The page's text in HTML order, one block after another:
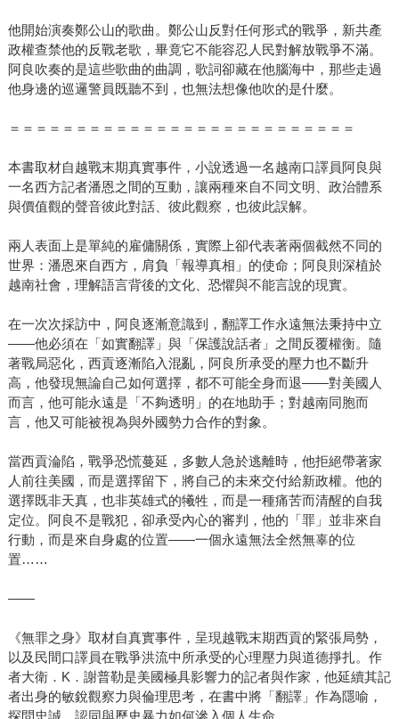
他開始演奏鄭公山的歌曲。鄭公山反對任何形式的戰爭，新共產
政權查禁他的反戰老歌，畢竟它不能容忍人民對解放戰爭不滿。
阿良吹奏的是這些歌曲的曲調，歌詞卻藏在他腦海中，那些走過
他身邊的巡邏警員既聽不到，也無法想像他吹的是什麼。
＝＝＝＝＝＝＝＝＝＝＝＝＝＝＝＝＝＝＝＝＝＝＝＝＝＝
本書取材自越戰末期真實事件，小說透過一名越南口譯員阿良與
一名西方記者潘恩之間的互動，讓兩種來自不同文明、政治體系
與價值觀的聲音彼此對話、彼此觀察，也彼此誤解。
兩人表面上是單純的雇傭關係，實際上卻代表著兩個截然不同的
世界：潘恩來自西方，肩負「報導真相」的使命；阿良則深植於
越南社會，理解語言背後的文化、恐懼與不能言說的現實。
在一次次採訪中，阿良逐漸意識到，翻譯工作永遠無法秉持中立
——他必須在「如實翻譯」與「保護說話者」之間反覆權衡。隨
著戰局惡化，西貢逐漸陷入混亂，阿良所承受的壓力也不斷升
高，他發現無論自己如何選擇，都不可能全身而退——對美國人
而言，他可能永遠是「不夠透明」的在地助手；對越南同胞而
言，他又可能被視為與外國勢力合作的對象。
當西貢淪陷，戰爭恐慌蔓延，多數人急於逃離時，他拒絕帶著家
人前往美國，而是選擇留下，將自己的未來交付給新政權。他的
選擇既非天真，也非英雄式的犧牲，而是一種痛苦而清醒的自我
定位。阿良不是戰犯，卻承受內心的審判，他的「罪」並非來自
行動，而是來自身處的位置——一個永遠無法全然無辜的位
置……
——
《無罪之身》取材自真實事件，呈現越戰末期西貢的緊張局勢，
以及民間口譯員在戰爭洪流中所承受的心理壓力與道德掙扎。作
者大衛．K．謝普勒是美國極具影響力的記者與作家，他延續其記
者出身的敏銳觀察力與倫理思考，在書中將「翻譯」作為隱喻，
探問忠誠、認同與歷史暴力如何滲入個人生命。